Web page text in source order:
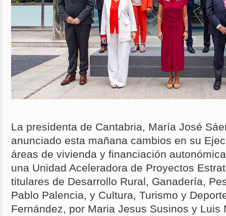
La presidenta de Cantabria, María José
anunciado esta mañana cambios en su
áreas de vivienda y financiación
una Unidad Aceleradora de Proyectos
titulares de Desarrollo Rural, Ganadería,
Pablo Palencia, y Cultura, Turismo y
Fernández, por Maria Jesus Susinos y Luis